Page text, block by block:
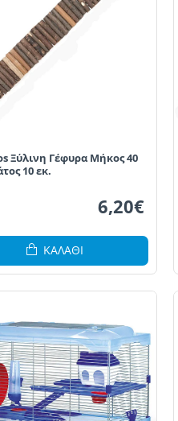
Ξύλινη Γέφυρα Μήκος 40
10 εκ.
6,20€
ΚΑΛΆΘΙ